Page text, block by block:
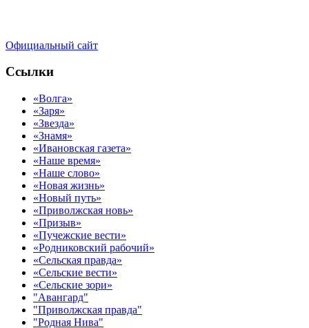
Официальный сайт
Ссылки
«Волга»
«Заря»
«Звезда»
«Знамя»
«Ивановская газета»
«Наше время»
«Наше слово»
«Новая жизнь»
«Новый путь»
«Приволжская новь»
«Призыв»
«Пучежские вести»
«Родниковский рабочий»
«Сельская правда»
«Сельские вести»
«Сельские зори»
"Авангард"
"Приволжская правда"
"Родная Нива"